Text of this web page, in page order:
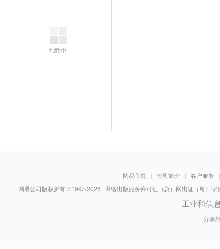
网易首页 | 公司简介 | 客户服务
|
网易公司版权所有 ©1997-2026 网络出版服务许可证（总）网出证（粤）
工业和信
分享